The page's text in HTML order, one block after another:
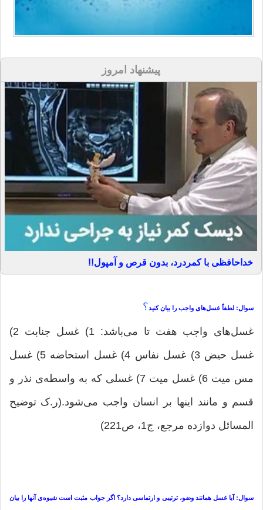
پیشنهاد امروز
خداحافظی با کمردرد، بدون قرص و آمپول!!
سوال: لطفاً غسل‌های واجب را بیان كنید؟
غسل‌های واجب هفت تا می‌باشد: 1) غسل جنابت 2)
غسل حیض 3) غسل نفاس 4) غسل استحاضه 5) غسل
مس میت 6) غسل میت 7) غسلی كه به واسطه‌ی نذر و
قسم و مانند اینها بر انسان واجب می‌شود.(ر.ک توضیح
المسائل دوازده مرجع، ج1، ص221)
سوال: آیا غسل همانند وضو، ترتیبی و ارتماسی دارد؟ اگر جواب مثبت است شیوه‌ی آنها را بیان